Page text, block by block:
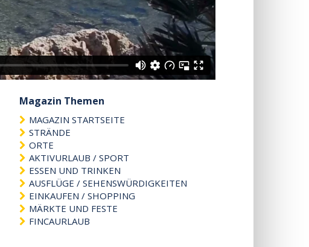
Magazin Themen
MAGAZIN STARTSEITE
STRÄNDE
ORTE
AKTIVURLAUB / SPORT
ESSEN UND TRINKEN
AUSFLÜGE / SEHENSWÜRDIGKEITEN
EINKAUFEN / SHOPPING
MÄRKTE UND FESTE
FINCAURLAUB